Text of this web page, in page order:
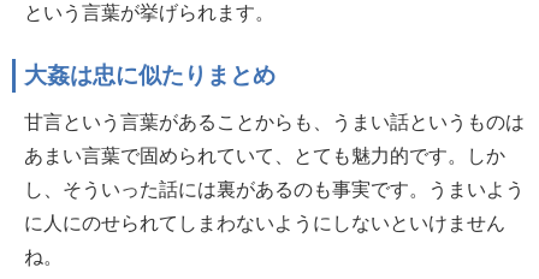
という言葉が挙げられます。
大姦は忠に似たりまとめ
甘言という言葉があることからも、うまい話というものは
あまい言葉で固められていて、とても魅力的です。しか
し、そういった話には裏があるのも事実です。うまいよう
に人にのせられてしまわないようにしないといけません
ね。